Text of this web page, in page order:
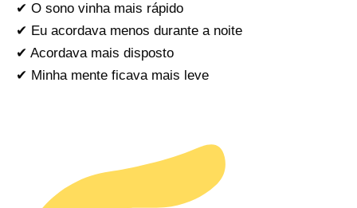
✔ O sono vinha mais rápido
✔ Eu acordava menos durante a noite
✔ Acordava mais disposto
✔ Minha mente ficava mais leve